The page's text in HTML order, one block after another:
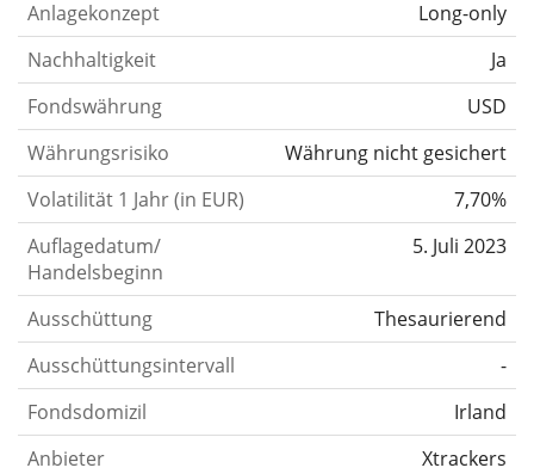
Anlagekonzept
Long-only
Nachhaltigkeit
Ja
Fondswährung
USD
Währungsrisiko
Währung nicht gesichert
Volatilität 1 Jahr (in EUR)
7,70%
Auflagedatum/
Handelsbeginn
5. Juli 2023
Ausschüttung
Thesaurierend
Ausschüttungsintervall
-
Fondsdomizil
Irland
Anbieter
Xtrackers